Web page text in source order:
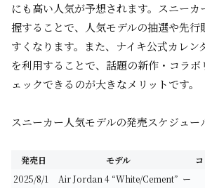
にも高い人気が予想されます。スニーカ
握することで、人気モデルの抽選や先行
すくなります。また、ナイキ公式カレン
を利用することで、話題の新作・コラボ
ェックできるのが大きなメリットです。
スニーカー人気モデルの発売スケジュー
発売日 モデル
2025/8/1
Air Jordan 4 “White/Cement” ー